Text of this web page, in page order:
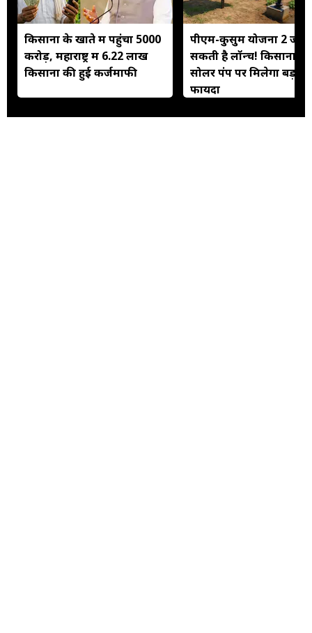
किसानों के खाते में पहुंचा 5000
करोड़, महाराष्ट्र में 6.22 लाख
किसानों की हुई कर्जमाफी
पीएम-कुसुम योजना 2 जल्द
सकती है लॉन्च! किसानों को
सोलर पंप पर मिलेगा बड़ा
फायदा